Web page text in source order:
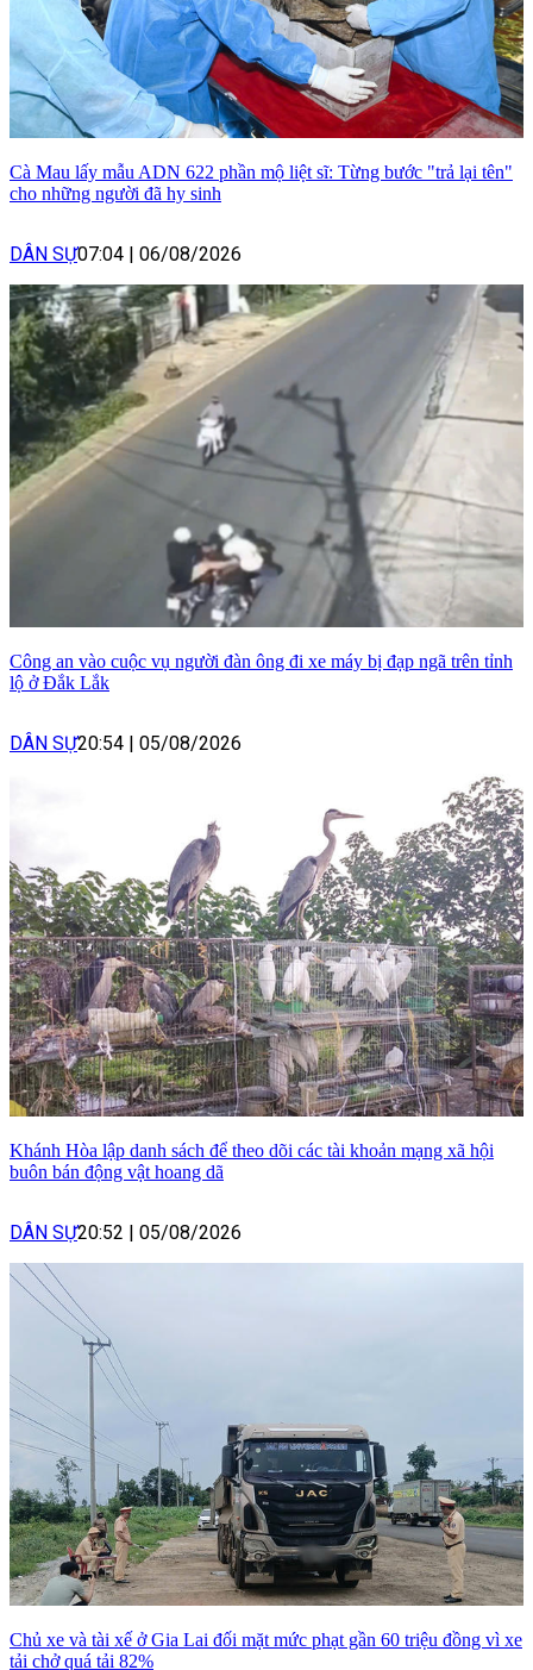
Cà Mau lấy mẫu ADN 622 phần mộ liệt sĩ: Từng bước "trả lại tên"
cho những người đã hy sinh
DÂN SỰ07:04 06/08/2026
Công an vào cuộc vụ người đàn ông đi xe máy bị đạp ngã trên tỉnh
lộ ở Đắk Lắk
DÂN SỰ20:54 05/08/2026
Khánh Hòa lập danh sách để theo dõi các tài khoản mạng xã hội
buôn bán động vật hoang dã
DÂN SỰ20:52 05/08/2026
Chủ xe và tài xế ở Gia Lai đối mặt mức phạt gần 60 triệu đồng vì xe
tải chở quá tải 82%